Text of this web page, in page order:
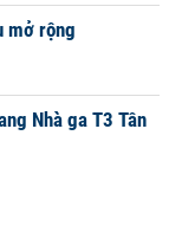
mở rộng
Nhà ga T3 Tân